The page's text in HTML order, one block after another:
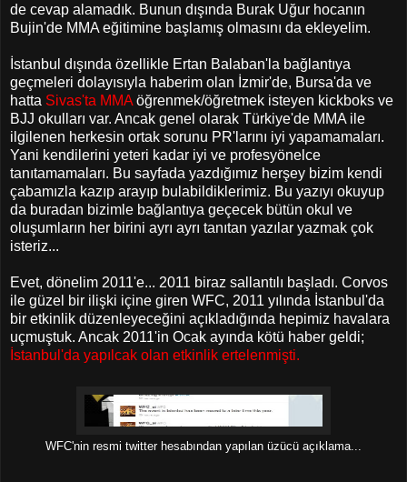
de cevap alamadık. Bunun dışında Burak Uğur hocanın
Bujin'de MMA eğitimine başlamış olmasını da ekleyelim.
İstanbul dışında özellikle Ertan Balaban'la bağlantıya
geçmeleri dolayısıyla haberim olan İzmir'de, Bursa'da ve
hatta Sivas'ta MMA öğrenmek/öğretmek isteyen kickboks ve
BJJ okulları var. Ancak genel olarak Türkiye'de MMA ile
ilgilenen herkesin ortak sorunu PR'larını iyi yapamamaları.
Yani kendilerini yeteri kadar iyi ve profesyönelce
tanıtamamaları. Bu sayfada yazdığımız herşey bizim kendi
çabamızla kazıp arayıp bulabildiklerimiz. Bu yazıyı okuyup
da buradan bizimle bağlantıya geçecek bütün okul ve
oluşumların her birini ayrı ayrı tanıtan yazılar yazmak çok
isteriz...
Evet, dönelim 2011'e... 2011 biraz sallantılı başladı. Corvos
ile güzel bir ilişki içine giren WFC, 2011 yılında İstanbul'da
bir etkinlik düzenleyeceğini açıkladığında hepimiz havalara
uçmuştuk. Ancak 2011'in Ocak ayında kötü haber geldi;
İstanbul'da yapılcak olan etkinlik ertelenmişti.
WFC'nin resmi twitter hesabından yapılan üzücü açıklama...